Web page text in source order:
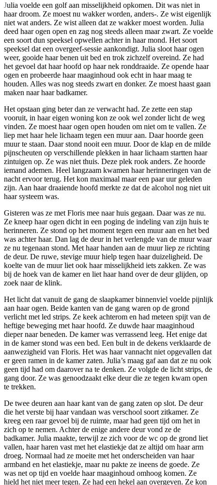
Julia voelde een golf aan misselijkheid opkomen. Dit was niet in
haar droom. Ze moest nu wakker worden, anders-. Ze wist eigenlijk
niet wat anders. Ze wist alleen dat ze wakker moest worden. Julia
deed haar ogen open en zag nog steeds alleen maar zwart. Ze voelde
een soort dun speeksel opwellen achter in haar mond. Het soort
speeksel dat een overgeef-sessie aankondigt. Julia sloot haar ogen
weer, gooide haar benen uit bed en trok zichzelf overeind. Ze had
het gevoel dat haar hoofd op haar nek ronddraaide. Ze opende haar
ogen en probeerde haar maaginhoud ook echt in haar maag te
houden. Alles was nog steeds zwart en donker. Ze moest haast gaan
maken naar haar badkamer.
Het opstaan ging beter dan ze verwacht had. Ze zette een stap
vooruit, in haar eigen woning kon ze ook wel zonder licht de weg
vinden. Ze moest haar ogen open houden om niet om te vallen. Ze
liep met haar hele lichaam tegen een muur aan. Daar hoorde geen
muur te staan. Daar stond nooit een muur. Door de klap en de milde
pijnscheuten op verschillende plekken in haar lichaam startten haar
zintuigen op. Ze was niet thuis. Deze plek rook anders. Ze hoorde
iemand ademen. Heel langzaam kwamen haar herinneringen van de
nacht ervoor terug. Het kon maximaal maar een paar uur geleden
zijn. Aan haar draaiende hoofd merkte ze dat de alcohol nog niet uit
haar systeem was.
Gisteren was ze met Floris mee naar huis gegaan. Daar was ze nu.
Ze kneep haar ogen dicht in een poging de indeling van zijn huis te
herinneren. Ze stond op het moment tegen een muur aan en het bed
was achter haar. Dan lag de deur in het verlengde van de muur waar
ze nu tegenaan stond. Met haar handen aan de muur liep ze richting
de deur. De ruwe, stevige muur hielp tegen haar duizeligheid. De
koelte van de muur liet ook haar misselijkheid iets zakken. Ze was
bij de hoek van de kamer en liet haar hand over de deur glijden, op
zoek naar de klink.
Het licht dat vanuit de gang de slaapkamer binnenviel voelde pijnlijk
aan haar ogen. Beide kanten van de gang waren op de grond
verlicht met led strips. Ze keek achterom en had meteen spijt van de
heftige beweging met haar hoofd. Ze duwde haar maaginhoud
dieper naar beneden. De kamer was verrassend leeg. Het enige dat
in de kamer stond was een bed. Een bult in de dekens verklaarde de
aanwezigheid van Floris. Het was haar vannacht niet opgevallen dat
er geen ramen in de kamer zaten. Julia’s maag gaf aan dat ze nu ook
geen tijd had om daarover na te denken. Ze volgde de licht strips, de
gang door. Ze was genoodzaakt elke deur die ze tegen kwam open
te trekken.
De twee deuren aan haar kant van de gang zaten op slot. De deur
die het verste bij haar vandaan was verschool soort zitkamer. Ze
kreeg een raar gevoel bij de ruimte, maar had geen tijd om het in
zich op te nemen. Achter de enige andere deur vond ze de
badkamer. Julia maakte, terwijl ze zich voor de wc op de grond liet
vallen, haar haren vast met het elastiekje dat ze altijd om haar arm
droeg. Normaal had ze moeite met het onderscheiden van haar
armband en het elastiekje, maar nu pakte ze ineens de goede. Ze
was net op tijd en voelde haar maaginhoud omhoog komen. Ze
hield het niet meer tegen. Ze had een hekel aan overgeven. Ze kon